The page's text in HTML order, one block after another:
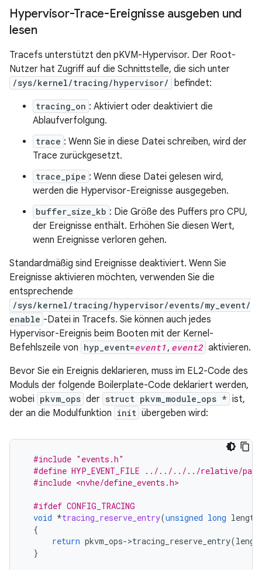
Hypervisor-Trace-Ereignisse ausgeben und
lesen
Tracefs unterstützt den pKVM-Hypervisor. Der Root-
Nutzer hat Zugriff auf die Schnittstelle, die sich unter
/sys/kernel/tracing/hypervisor/ befindet:
tracing_on : Aktiviert oder deaktiviert die
Ablaufverfolgung.
trace : Wenn Sie in diese Datei schreiben, wird der
Trace zurückgesetzt.
trace_pipe : Wenn diese Datei gelesen wird,
werden die Hypervisor-Ereignisse ausgegeben.
buffer_size_kb : Die Größe des Puffers pro CPU,
der Ereignisse enthält. Erhöhen Sie diesen Wert,
wenn Ereignisse verloren gehen.
Standardmäßig sind Ereignisse deaktiviert. Wenn Sie
Ereignisse aktivieren möchten, verwenden Sie die
entsprechende
/sys/kernel/tracing/hypervisor/events/my_event/
enable -Datei in Tracefs. Sie können auch jedes
Hypervisor-Ereignis beim Booten mit der Kernel-
Befehlszeile von hyp_event=event1 , event2 aktivieren.
Bevor Sie ein Ereignis deklarieren, muss im EL2-Code des
Moduls der folgende Boilerplate-Code deklariert werden,
wobei pkvm_ops der struct pkvm_module_ops * ist,
der an die Modulfunktion init übergeben wird:
#include "events.h"
#define HYP_EVENT_FILE ../../../../relative/
#include <nvhe/define_events.h>
#ifdef CONFIG_TRACING
void *tracing_reserve_entry(unsigned long length
{
return pkvm_ops->tracing_reserve_entry(
}